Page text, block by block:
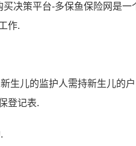
决策平台-多保鱼保险网是
作.
生儿的监护人需持新生儿的
登记表.